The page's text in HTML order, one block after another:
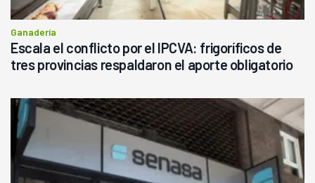
Ganadería
Escala el conflicto por el IPCVA: frigoríficos de
tres provincias respaldaron el aporte obligatorio